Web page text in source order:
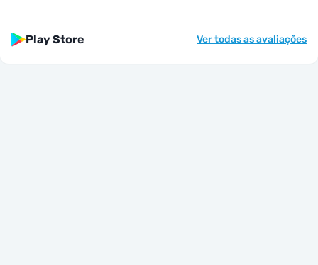
Play Store Ver todas as avaliações